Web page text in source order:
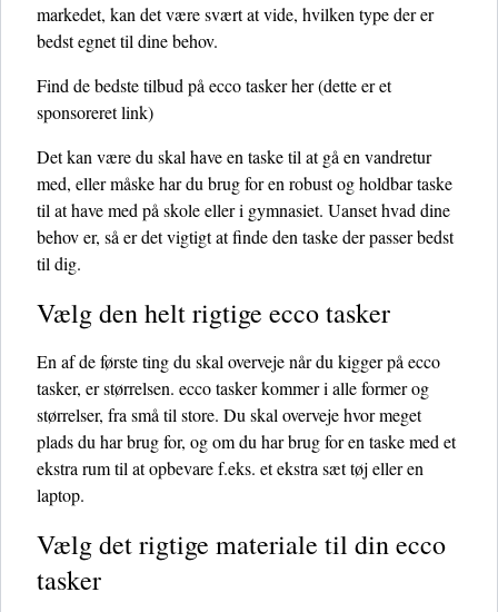
markedet, kan det være svært at vide, hvilken type der er
bedst egnet til dine behov.
Find de bedste tilbud på ecco tasker her(dette er et
sponsoreret link)
Det kan være du skal have en taske til at gå en vandretur
med, eller måske har du brug for en robust og holdbar taske
til at have med på skole eller i gymnasiet. Uanset hvad dine
behov er, så er det vigtigt at finde den taske der passer bedst
til dig.
Vælg den helt rigtige ecco tasker
En af de første ting du skal overveje når du kigger på ecco
tasker, er størrelsen. ecco tasker kommer i alle former og
størrelser, fra små til store. Du skal overveje hvor meget
plads du har brug for, og om du har brug for en taske med et
ekstra rum til at opbevare f.eks. et ekstra sæt tøj eller en
laptop.
Vælg det rigtige materiale til din ecco
tasker